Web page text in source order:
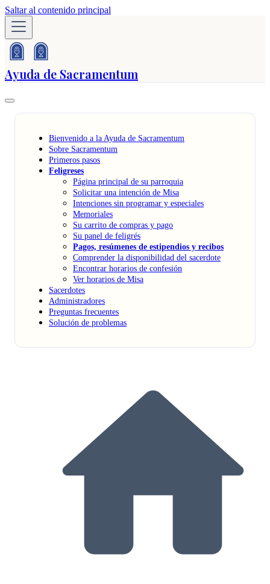
Saltar al contenido principal
Ayuda de Sacramentum
Bienvenido a la Ayuda de Sacramentum
Sobre Sacramentum
Primeros pasos
Feligreses
Página principal de su parroquia
Solicitar una intención de Misa
Intenciones sin programar y especiales
Memoriales
Su carrito de compras y pago
Su panel de feligrés
Pagos, resúmenes de estipendios y recibos
Comprender la disponibilidad del sacerdote
Encontrar horarios de confesión
Ver horarios de Misa
Sacerdotes
Administradores
Preguntas frecuentes
Solución de problemas